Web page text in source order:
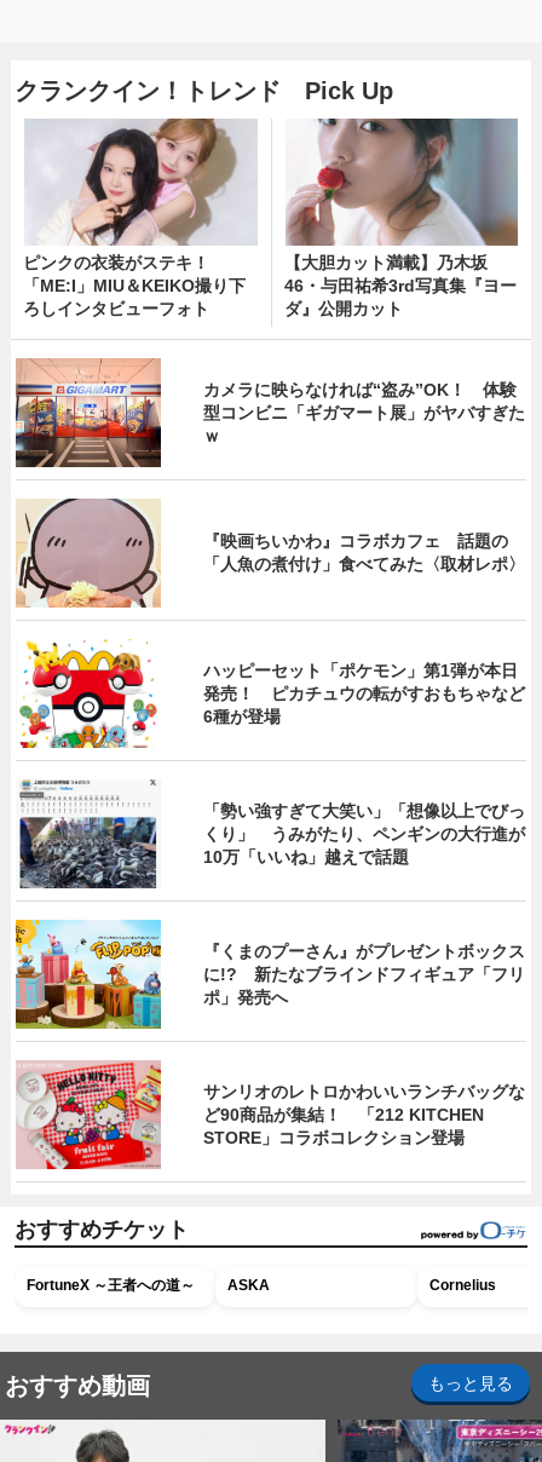
クランクイン！トレンド Pick Up
ピンクの衣装がステキ！
「ME:I」MIU＆KEIKO撮り下
ろしインタビューフォト
【大胆カット満載】乃木坂
46・与田祐希3rd写真集『ヨー
ダ』公開カット
カメラに映らなければ“盗み”OK！ 体験
型コンビニ「ギガマート展」がヤバすぎた
ｗ
『映画ちいかわ』コラボカフェ 話題の
「人魚の煮付け」食べてみた〈取材レポ〉
ハッピーセット「ポケモン」第1弾が本日
発売！ ピカチュウの転がすおもちゃなど
6種が登場
「勢い強すぎて大笑い」「想像以上でびっ
くり」 うみがたり、ペンギンの大行進が
10万「いいね」越えで話題
『くまのプーさん』がプレゼントボックス
に!? 新たなブラインドフィギュア「フリ
ポ」発売へ
サンリオのレトロかわいいランチバッグな
ど90商品が集結！ 「212 KITCHEN
STORE」コラボコレクション登場
おすすめチケット
FortuneX ～王者への道～ ASKA Cornelius
おすすめ動画 もっと見る